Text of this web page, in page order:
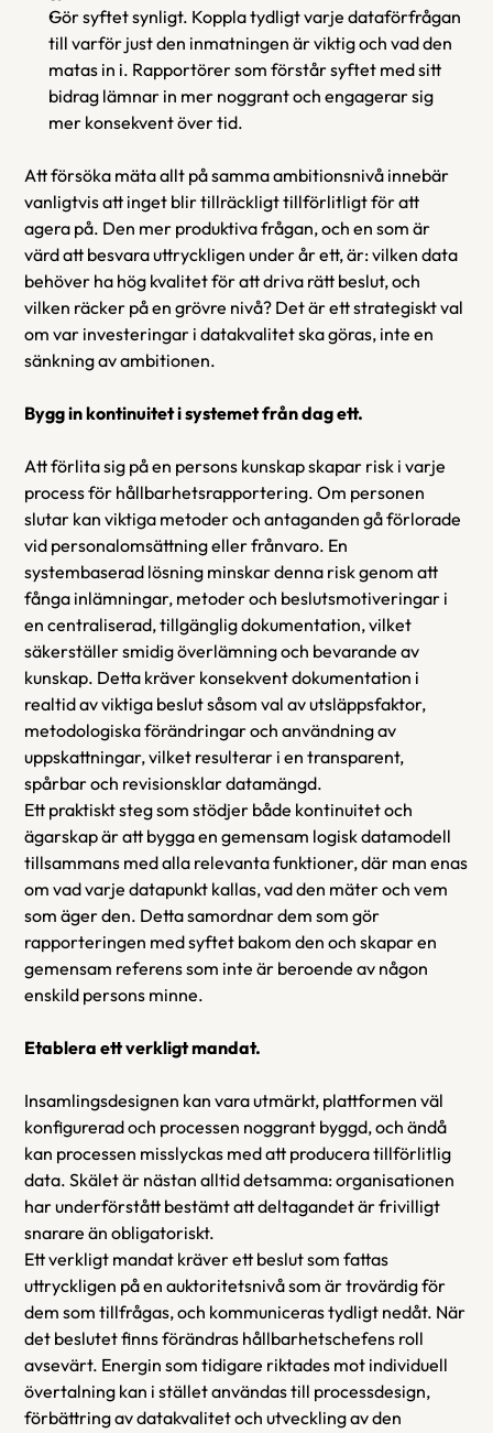
Gör syftet synligt. Koppla tydligt varje dataförfrågan
till varför just den inmatningen är viktig och vad den
matas in i. Rapportörer som förstår syftet med sitt
bidrag lämnar in mer noggrant och engagerar sig
mer konsekvent över tid.
Att försöka mäta allt på samma ambitionsnivå innebär
vanligtvis att inget blir tillräckligt tillförlitligt för att
agera på. Den mer produktiva frågan, och en som är
värd att besvara uttryckligen under år ett, är: vilken data
behöver ha hög kvalitet för att driva rätt beslut, och
vilken räcker på en grövre nivå? Det är ett strategiskt val
om var investeringar i datakvalitet ska göras, inte en
sänkning av ambitionen.
Bygg in kontinuitet i systemet från dag ett.
Att förlita sig på en persons kunskap skapar risk i varje
process för hållbarhetsrapportering. Om personen
slutar kan viktiga metoder och antaganden gå förlorade
vid personalomsättning eller frånvaro. En
systembaserad lösning minskar denna risk genom att
fånga inlämningar, metoder och beslutsmotiveringar i
en centraliserad, tillgänglig dokumentation, vilket
säkerställer smidig överlämning och bevarande av
kunskap. Detta kräver konsekvent dokumentation i
realtid av viktiga beslut såsom val av utsläppsfaktor,
metodologiska förändringar och användning av
uppskattningar, vilket resulterar i en transparent,
spårbar och revisionsklar datamängd.
Ett praktiskt steg som stödjer både kontinuitet och
ägarskap är att bygga en gemensam logisk datamodell
tillsammans med alla relevanta funktioner, där man enas
om vad varje datapunkt kallas, vad den mäter och vem
som äger den. Detta samordnar dem som gör
rapporteringen med syftet bakom den och skapar en
gemensam referens som inte är beroende av någon
enskild persons minne.
Etablera ett verkligt mandat.
Insamlingsdesignen kan vara utmärkt, plattformen väl
konfigurerad och processen noggrant byggd, och ändå
kan processen misslyckas med att producera tillförlitlig
data. Skälet är nästan alltid detsamma: organisationen
har underförstått bestämt att deltagandet är frivilligt
snarare än obligatoriskt.
Ett verkligt mandat kräver ett beslut som fattas
uttryckligen på en auktoritetsnivå som är trovärdig för
dem som tillfrågas, och kommuniceras tydligt nedåt. När
det beslutet finns förändras hållbarhetschefens roll
avsevärt. Energin som tidigare riktades mot individuell
övertalning kan i stället användas till processdesign,
förbättring av datakvalitet och utveckling av den